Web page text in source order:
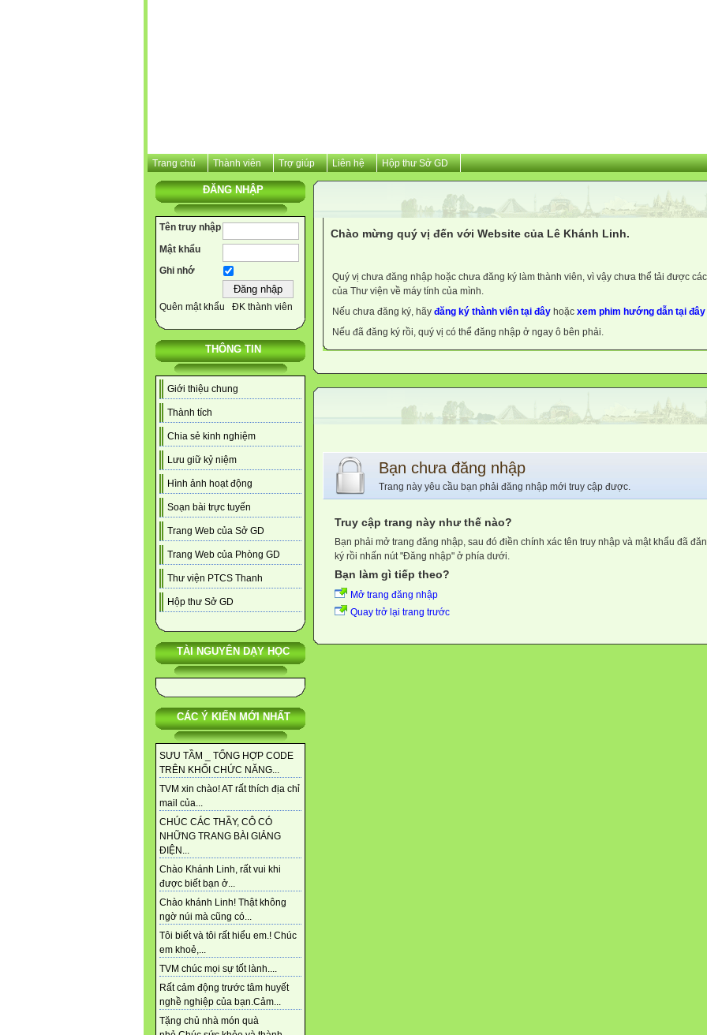
Trang chủ Thành viên Trợ giúp Liên hệ Hộp thư Sở GD
ĐĂNG NHẬP
Tên truy nhập
Mật khẩu
Ghi nhớ
Quên mật khẩu ĐK thành viên
THÔNG TIN
Giới thiệu chung
Thành tích
Chia sẻ kinh nghiệm
Lưu giữ kỷ niệm
Hình ảnh hoạt động
Soạn bài trực tuyến
Trang Web của Sở GD
Trang Web của Phòng GD
Thư viện PTCS Thanh
Hộp thư Sở GD
TÀI NGUYÊN DẠY HỌC
CÁC Ý KIẾN MỚI NHẤT
SƯU TẦM _ TỔNG HỢP CODE
TRÊN KHỐI CHỨC NĂNG...
TVM xin chào! AT rất thích địa chỉ
mail của...
CHÚC CÁC THẦY, CÔ CÓ
NHỮNG TRANG BÀI GIẢNG
ĐIỆN...
Chào Khánh Linh, rất vui khi
được biết bạn ở...
Chào khánh Linh! Thật không
ngờ núi mà cũng có...
Tôi biết và tôi rất hiểu em.! Chúc
em khoẻ,...
TVM chúc mọi sự tốt lành....
Rất cảm động trước tâm huyết
nghề nghiệp của bạn.Cảm...
Tặng chủ nhà món quà
Chào mừng quý vị đến với Website của Lê Khánh Linh.
Quý vị chưa đăng nhập hoặc chưa đăng ký làm thành viên, vì vậy chưa thể tải được
của Thư viện về máy tính của mình.
Nếu chưa đăng ký, hãy đăng ký thành viên tại đây hoặc xem phim hướng dẫn tại đây
Nếu đã đăng ký rồi, quý vị có thể đăng nhập ở ngay ô bên phải.
Bạn chưa đăng nhập
Trang này yêu cầu bạn phải đăng nhập mới truy cập được.
Truy cập trang này như thế nào?
Bạn phải mở trang đăng nhập, sau đó điền chính xác tên truy nhập và mật khẩu đã
ký rồi nhấn nút "Đăng nhập" ở phía dưới.
Bạn làm gì tiếp theo?
Mở trang đăng nhập
Quay trở lại trang trước